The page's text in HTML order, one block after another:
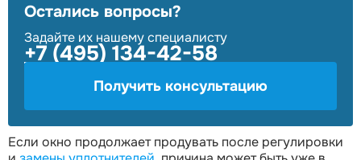
Остались вопросы?
Задайте их нашему специалисту
+7 (495) 134-42-58
Получить консультацию
Если окно продолжает продувать после регулировки